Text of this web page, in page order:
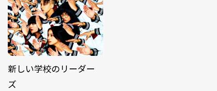
新しい学校のリーダー
ズ